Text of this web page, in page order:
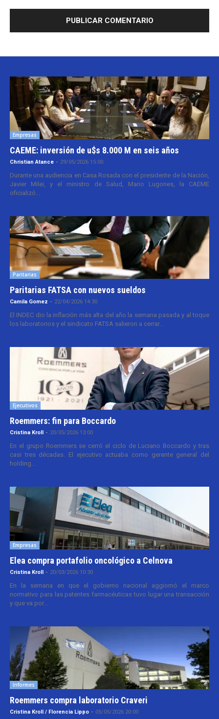
Empresas
CAEME: inversión de u$s 8.000 M en seis años
Christian Atance - 29/05/2026 15:00
Durante una audiencia en Casa Rosada con el presidente de la Nación,
Javier Milei, y el ministro de Salud, Mario Lugones, la CAEME
oficializó...
Paritarias
Paritarias FATSA con nuevos sueldos
Camila Gomez - 22/04/2026 14:30
El INDEC dio la inflación más alta del año la semana pasada y al toque
los laboratorios y el sindicato FATSA salieron a cerrar...
Ejecutivos
Roemmers: fin para Boccardo
Cristina Kroll - 20/05/2026 13:00
En el grupo Roemmers se cerró el ciclo de Luciano Boccardo y tras
casi tres décadas. El ejecutivo actuaba como gerente general del
holding...
Empresas
Elea compra portafolio oncológico a Celnova
Cristina Kroll - 20/03/2026 10:30
En la semana en que el gobierno nacional aggiornó el marco
normativo para las patentes farmacéuticas tuvo lugar una transacción
y que va por...
Informes
Roemmers compra laboratorio Craveri
Cristina Kroll / Florencia Lippo - 05/05/2026 20:00